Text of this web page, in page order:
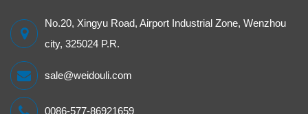
No.20, Xingyu Road, Airport Industrial Zone, Wenzhou
city, 325024 P.R.
sale@weidouli.com
0086-577-86921659